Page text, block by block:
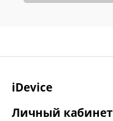
iDevice
Личный кабинет